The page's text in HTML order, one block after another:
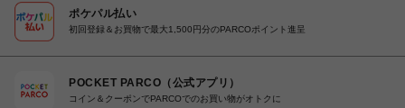
ポケパル払い
初回登録＆お買物で最大1,500円分のPARCOポイント進呈
POCKET PARCO（公式アプリ）
コイン＆クーポンでPARCOでのお買い物がオトクに